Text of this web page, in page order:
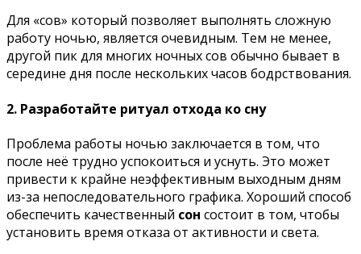
Для «сов» который позволяет выполнять сложную
работу ночью, является очевидным. Тем не менее,
другой пик для многих ночных сов обычно бывает в
середине дня после нескольких часов бодрствования.
2. Разработайте ритуал отхода ко сну
Проблема работы ночью заключается в том, что
после неё трудно успокоиться и уснуть. Это может
привести к крайне неэффективным выходным дням
из-за непоследовательного графика. Хороший способ
обеспечить качественный сон состоит в том, чтобы
установить время отказа от активности и света.